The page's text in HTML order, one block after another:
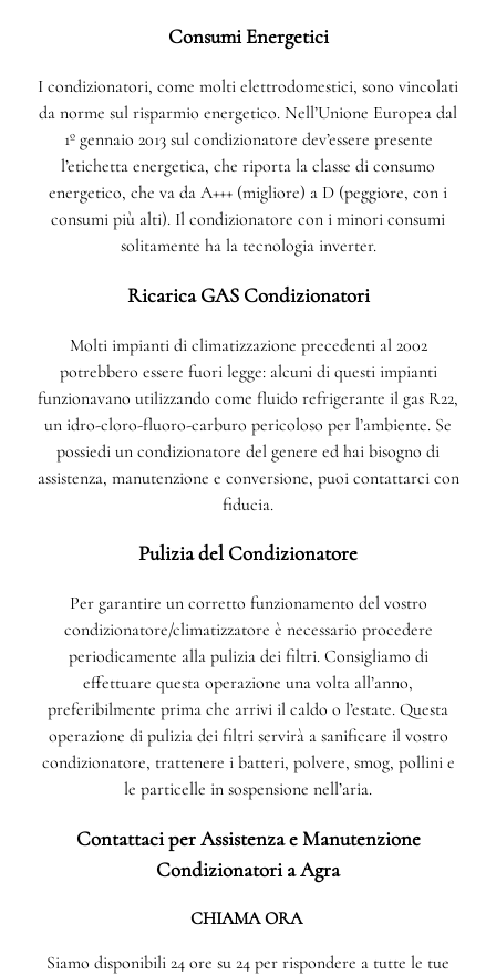
Consumi Energetici
I condizionatori, come molti elettrodomestici, sono vincolati
da norme sul risparmio energetico. Nell’Unione Europea dal
1º gennaio 2013 sul condizionatore dev’essere presente
l’etichetta energetica, che riporta la classe di consumo
energetico, che va da A+++ (migliore) a D (peggiore, con i
consumi più alti). Il condizionatore con i minori consumi
solitamente ha la tecnologia inverter.
Ricarica GAS Condizionatori
Molti impianti di climatizzazione precedenti al 2002
potrebbero essere fuori legge: alcuni di questi impianti
funzionavano utilizzando come fluido refrigerante il gas R22,
un idro-cloro-fluoro-carburo pericoloso per l’ambiente. Se
possiedi un condizionatore del genere ed hai bisogno di
assistenza, manutenzione e conversione, puoi contattarci con
fiducia.
Pulizia del Condizionatore
Per garantire un corretto funzionamento del vostro
condizionatore/climatizzatore è necessario procedere
periodicamente alla pulizia dei filtri. Consigliamo di
effettuare questa operazione una volta all’anno,
preferibilmente prima che arrivi il caldo o l’estate. Questa
operazione di pulizia dei filtri servirà a sanificare il vostro
condizionatore, trattenere i batteri, polvere, smog, pollini e
le particelle in sospensione nell’aria.
Contattaci per Assistenza e Manutenzione
Condizionatori a Agra
CHIAMA ORA
Siamo disponibili 24 ore su 24 per rispondere a tutte le tue